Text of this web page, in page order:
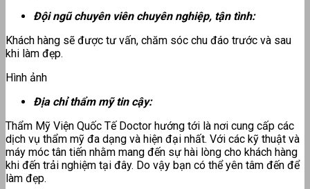
Đội ngũ chuyên viên chuyên nghiệp, tận tình:
Khách hàng sẽ được tư vấn, chăm sóc chu đáo trước và sau
khi làm đẹp.
Hình ảnh
Địa chỉ thẩm mỹ tin cậy:
Thẩm Mỹ Viện Quốc Tế Doctor hướng tới là nơi cung cấp các
dịch vụ thẩm mỹ đa dạng và hiện đại nhất. Với các kỹ thuật và
máy móc tân tiến nhằm mang đến sự hài lòng cho khách hàng
khi đến trải nghiệm tại đây. Do vậy bạn có thể yên tâm đến để
làm đẹp.